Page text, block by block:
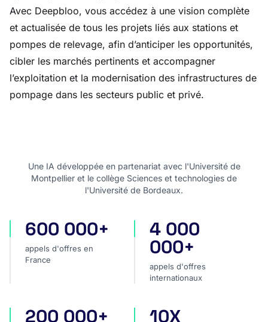
Avec Deepbloo, vous accédez à une vision complète
et actualisée de tous les projets liés aux stations et
pompes de relevage, afin d’anticiper les opportunités,
cibler les marchés pertinents et accompagner
l’exploitation et la modernisation des infrastructures de
pompage dans les secteurs public et privé.
Une IA développée en partenariat avec l'Université de
Montpellier et le collège Sciences et technologies de
l'Université de Bordeaux.
appels d'offres en France
600 000+
appels d'offres en
France
appels d'offres
4 000
000+
appels d'offres
internationaux
projets privés
200 000+ plus rapide pour analyser
10X